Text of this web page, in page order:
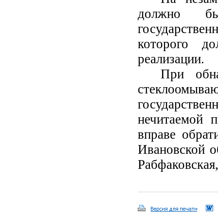
должно
которого
реализации.
При
нечитаемой
вправе
Ивановской